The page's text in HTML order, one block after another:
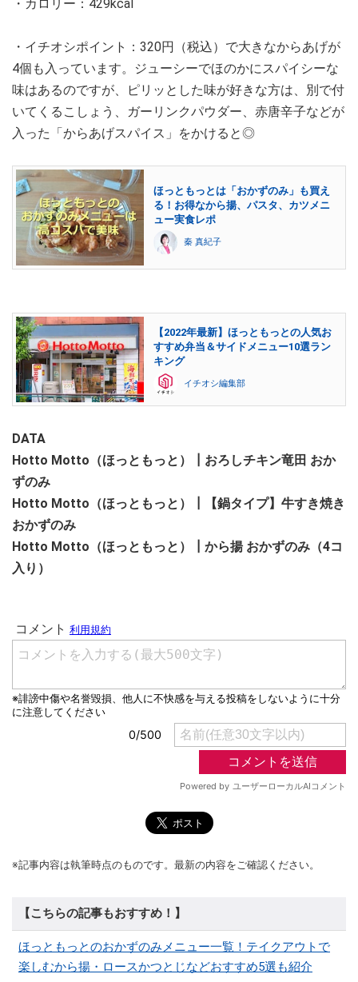
・カロリー：429kcal
・イチオシポイント：320円（税込）で大きなからあげが
4個も入っています。ジューシーでほのかにスパイシーな
味はあるのですが、ピリッとした味が好きな方は、別で付
いてくるこしょう、ガーリンクパウダー、赤唐辛子などが
入った「からあげスパイス」をかけると◎
ほっともっとは「おかずのみ」も買え
る！お得なから揚、パスタ、カツメニ
ュー実食レポ
秦 真紀子
【2022年最新】ほっともっとの人気お
すすめ弁当＆サイドメニュー10選ラン
キング
イチオシ編集部
DATA
Hotto Motto（ほっともっと）┃おろしチキン竜田 おか
ずのみ
Hotto Motto（ほっともっと）┃【鍋タイプ】牛すき焼き
おかずのみ
Hotto Motto（ほっともっと）┃から揚 おかずのみ（4コ
入り）
※記事内容は執筆時点のものです。最新の内容をご確認ください。
【こちらの記事もおすすめ！】
ほっともっとのおかずのみメニュー一覧！テイクアウトで
楽しむから揚・ロースかつとじなどおすすめ5選も紹介